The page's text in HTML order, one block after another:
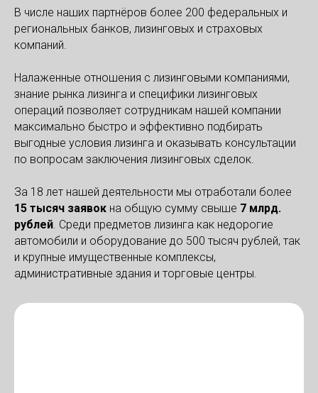
В числе наших партнёров более 200 федеральных и
региональных банков, лизинговых и страховых
компаний.
Налаженные отношения с лизинговыми компаниями,
знание рынка лизинга и специфики лизинговых
операций позволяет сотрудникам нашей компании
максимально быстро и эффективно подбирать
выгодные условия лизинга и оказывать консультации
по вопросам заключения лизинговых сделок.
За 18 лет нашей деятельности мы отработали более
15 тысяч заявок на общую сумму свыше 7 млрд.
рублей. Среди предметов лизинга как недорогие
автомобили и оборудование до 500 тысяч рублей, так
и крупные имущественные комплексы,
административные здания и торговые центры.